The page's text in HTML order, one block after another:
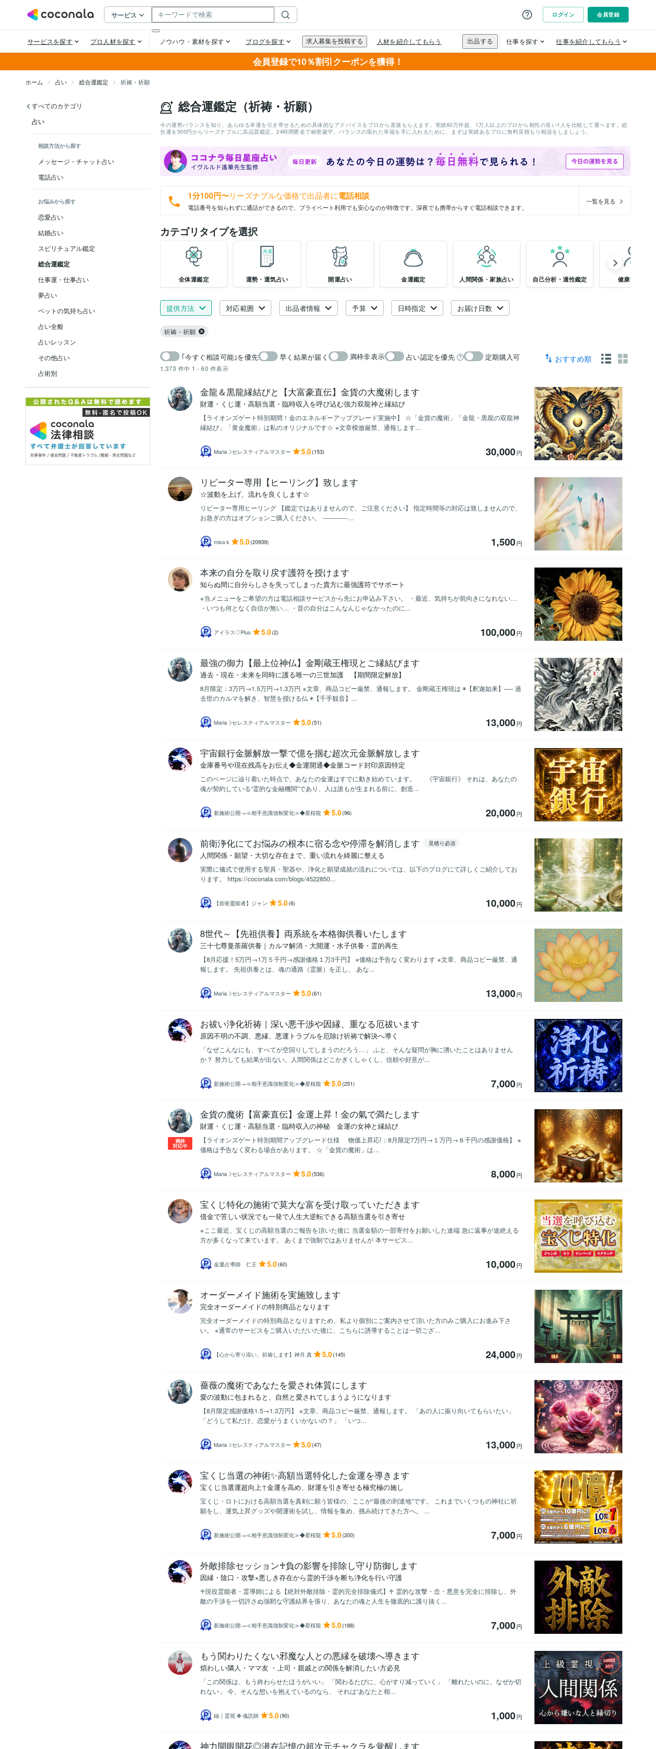
会員登録で10％割引クーポンを獲得！
ホーム 占い 総合運鑑定 祈祷・祈願
すべてのカテゴリ
占い
相談方法から探す
メッセージ・チャット占い
電話占い
お悩みから探す
恋愛占い
結婚占い
スピリチュアル鑑定
総合運鑑定
仕事運・仕事占い
夢占い
ペットの気持ち占い
占い全般
占いレッスン
その他占い
占術別
総合運鑑定（祈祷・祈願）
今の運勢バランスを知り、あらゆる幸運を引き寄せるための具体的なアドバイスをプロから直接もらえます。実績60万件超、1万人以上のプロから相性の良い1人を比較して選べます。総
合運を500円からリーズナブルに高品質鑑定。24時間匿名で秘密厳守。バランスの取れた幸福を手に入れるために、まずは実績あるプロに無料見積もり相談をしましょう。
1分100円〜リーズナブルな価格で出品者に電話相談
電話番号を知られずに通話ができるので、プライベート利用でも安心なのが特徴です。深夜でも携帯からすぐ電話相談できます。
一覧を見る
カテゴリタイプを選択
全体運鑑定 運勢・運気占い 開運占い 金運鑑定 人間関係・家族占い 自己分析・適性鑑定 健康運占い
提供方法 対応範囲 出品者情報 予算 日時指定 お届け日数
祈祷・祈願
1,373 件中 1 - 60 件表示
｢今すぐ相談可能｣を優先 早く結果が届く 満枠非表示 占い認定を優先 定期購入可 おすすめ順
金龍＆黒龍縁結びと【大富豪直伝】金貨の大魔術します
財運・くじ運・高額当選・臨時収入を呼び込む強力双龍神と縁結び
【ライオンズゲート特別期間！金のエネルギーアップグレード実施中】 ☆「金貨の魔術」「金龍・黒龍の双龍神
縁結び」「黄金魔術」は私のオリジナルです☆ ※文章模倣厳禁、通報します...
Maria☽セレスティアルマスター 5.0(153) 30,000円
リピーター専用【ヒーリング】致します
☆波動を上げ、流れを良くします☆
リピーター専用ヒーリング 【鑑定ではありませんので、ご注意ください】 指定時間等の対応は致しませんので、
お急ぎの方はオプションご購入ください。 -------------...
misa k 5.0(20939) 1,500円
本来の自分を取り戻す護符を授けます
知らぬ間に自分らしさを失ってしまった貴方に最強護符でサポート
※当メニューをご希望の方は電話相談サービスから先にお申込み下さい。 ・最近、気持ちが前向きになれない…
・いつも何となく自信が無い… ・昔の自分はこんなんじゃなかったのに...
アイラス♡Plus 5.0(2) 100,000円
最強の御力【最上位神仏】金剛蔵王権現とご縁結びます
過去・現在・未来を同時に護る唯一の三世加護 【期間限定解放】
8月限定：3万円→1.5万円→1.3万円 ※文章、商品コピー厳禁、通報します。 金剛蔵王権現は ◉【釈迦如来】── 過
去世のカルマを解き、智慧を授ける仏 ◉【千手観音】...
Maria☽セレスティアルマスター 5.0(51) 13,000円
宇宙銀行金脈解放一撃で億を掴む超次元金脈解放します
金庫番号や現在残高をお伝え◆金運開通◆金脈コード封印原因特定
このページに辿り着いた時点で、あなたの金運はすでに動き始めています。 《宇宙銀行》 それは、あなたの
魂が契約している“霊的な金融機関”であり、人は誰もが生まれる前に、創造...
新施術公開→≪相手意識強制変化≫◆星桜龍 5.0(96) 20,000円
前衛浄化にてお悩みの根本に宿る念や停滞を解消します 見積り必須
人間関係・願望・大切な存在まで、重い流れを綺麗に整える
実際に儀式で使用する聖具・聖器や、浄化と願望成就の流れについては、以下のブログにて詳しくご紹介してお
ります。 https://coconala.com/blogs/4522850...
【前衛靈能者】ジャン 5.0(6) 10,000円
8世代～【先祖供養】両系統を本格御供養いたします
三十七尊曼荼羅供養｜カルマ解消・大開運・水子供養・霊的再生
【8月応援！5万円→1万５千円→感謝価格１万3千円】 ※価格は予告なく変わります ※文章、商品コピー厳禁、通
報します。 先祖供養とは、魂の通路（霊脈）を正し、 あな...
Maria☽セレスティアルマスター 5.0(61) 13,000円
お祓い浄化祈祷｜深い悪干渉や因縁、重なる厄祓います
原因不明の不調、悪縁、悪運トラブルを厄除け祈祷で解決へ導く
「なぜこんなにも、すべてが空回りしてしまうのだろう…」 ふと、そんな疑問が胸に湧いたことはありません
か？ 努力しても結果が出ない。人間関係はどこかぎくしゃくし、信頼や好意が...
新施術公開→≪相手意識強制変化≫◆星桜龍 5.0(251) 7,000円
満枠
対応中
金貨の魔術【富豪直伝】金運上昇！金の氣で満たします
財運・くじ運・高額当選・臨時収入の神秘 金運の女神と縁結び
【ライオンズゲート特別期間アップグレード仕様 物価上昇応!：8月限定7万円→１万円→８千円の感謝価格】 ※
価格は予告なく変わる場合があります。 ☆「金貨の魔術」は...
Maria☽セレスティアルマスター 5.0(536) 8,000円
宝くじ特化の施術で莫大な富を受け取っていただきます
借金で苦しい状況でも一発で人生大逆転できる高額当選を引き寄せ
※ここ最近、宝くじの高額当選のご報告を頂いた後に 当選金額の一部寄付をお願いした途端 急に返事が途絶える
方が多くなって来ています。 あくまで強制ではありませんが 本サービス...
金運占導師 仁王 5.0(60) 10,000円
オーダーメイド施術を実施致します
完全オーダーメイドの特別商品となります
完全オーダーメイドの特別商品となりますため、私より個別にご案内させて頂いた方のみご購入にお進み下さ
い。 ※通常のサービスをご購入いただいた後に、こちらに誘導することは一切ござ...
【心から寄り添い、祈祷します】神月 真 5.0(145) 24,000円
薔薇の魔術であなたを愛され体質にします
愛の波動に包まれると、自然と愛されてしまうようになります
【8月限定感謝価格1.5→1.3万円】 ※文章、商品コピー厳禁、通報します。 「あの人に振り向いてもらいたい」
「どうして私だけ、恋愛がうまくいかないの？」 「いつ...
Maria☽セレスティアルマスター 5.0(47) 13,000円
宝くじ当選の神術✨高額当選特化した金運を導きます
宝くじ当選運超向上↑金運を高め、財運を引き寄せる極究極の施し
宝くじ・ロトにおける高額当選を真剣に願う皆様の、ここが“最後の到達地”です。 これまでいくつもの神社に祈
願をし、運気上昇グッズや開運術を試し、情報を集め、挑み続けてきた方へ。 ...
新施術公開→≪相手意識強制変化≫◆星桜龍 5.0(200) 7,000円
外敵排除セッション♰負の影響を排除し守り防御します
因縁・陰口・攻撃×悪しき存在から霊的干渉を断ち浄化を行い守護
♰現役霊能者・霊導師による【絶対外敵排除・霊的完全排除儀式】♰ 霊的な攻撃・念・悪意を完全に排除し、外
敵の干渉を一切許さぬ強靭な守護結界を張り、あなたの魂と人生を徹底的に護り抜く...
新施術公開→≪相手意識強制変化≫◆星桜龍 5.0(188) 7,000円
もう関わりたくない邪魔な人との悪縁を破壊へ導きます
煩わしい隣人・ママ友 ・上司・親戚との関係を解消したい方必見
「この関係は、もう終わらせたほうがいい」 「関わるたびに、心がすり減っていく」 「離れたいのに、なぜか切
れない」 今、そんな想いを抱えているのなら、 それは“あなたと相...
紬｜霊視 ✤ 魂読師 5.0(90) 1,000円
神力開眼開花◎潜在記憶の超次元チャクラを覚醒します